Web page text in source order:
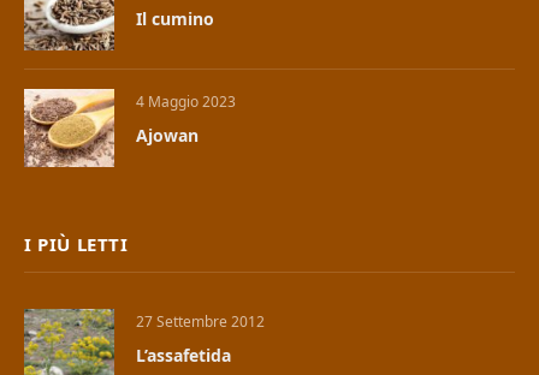
Il cumino
4 Maggio 2023
Ajowan
I PIÙ LETTI
27 Settembre 2012
L’assafetida